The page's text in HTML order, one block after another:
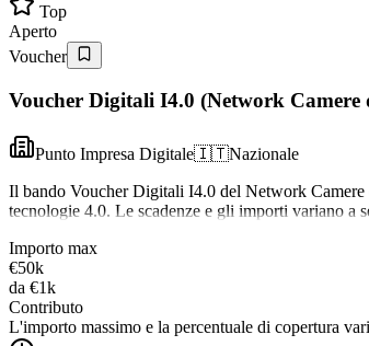
Top
Aperto
Voucher
Voucher Digitali I4.0 (Network Camere
Punto Impresa Digitale🇮🇹Nazionale
Il bando Voucher Digitali I4.0 del Network
tecnologie 4.0. Le scadenze e gli importi variano a
Importo max
€50k
da €1k
Contributo
L'importo massimo e la percentuale di copertura